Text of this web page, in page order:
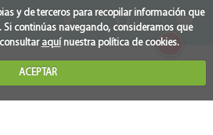
y de terceros para recopilar información que
continúas navegando, consideramos que
aquínuestra política de cookies.
ACEPTAR
0